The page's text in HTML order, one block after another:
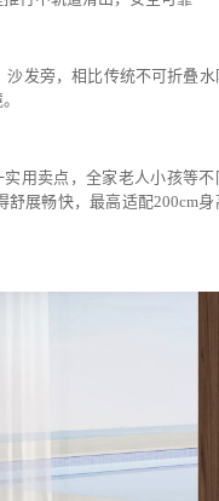
发旁，相比传统不可折叠水
用卖点，全家老人小孩等不
展畅快，最高适配200cm身